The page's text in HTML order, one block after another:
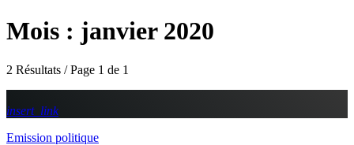
Mois : janvier 2020
2 Résultats / Page 1 de 1
insert_link
Emission politique